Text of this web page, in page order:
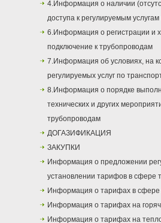
4.Информация о наличии
доступа к регулируемым
6.Информация о регистрации и
подключение к трубопроводам
7.Информация об условиях, на
регулируемых услуг по
8.Информация о порядке
технических и других
трубопроводам
ДОГАЗИФИКАЦИЯ
ЗАКУПКИ
Информация о предложении
установлении тарифов в сфере
Информация о тарифах в сфере
Информация о тарифах на
Информация о тарифах на